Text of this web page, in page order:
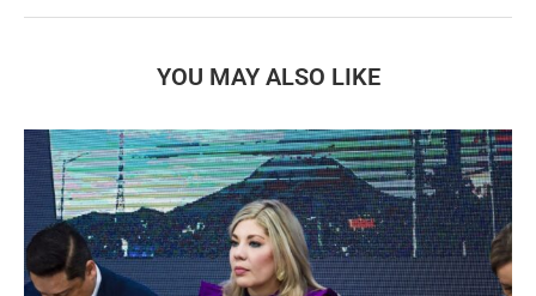
YOU MAY ALSO LIKE